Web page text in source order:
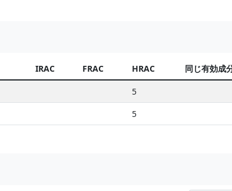
IRAC FRAC HRAC 同じ有効成
5
5